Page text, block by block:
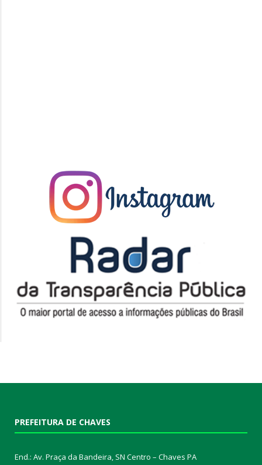
PREFEITURA DE CHAVES
End.: Av. Praça da Bandeira, SN Centro – Chaves PA